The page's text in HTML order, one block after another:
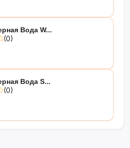
Вода W...
(0)
Вода S...
(0)